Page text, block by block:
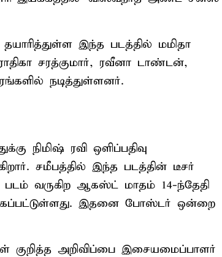
இந்த படத்தில் மமிதா
சரத்குமார், ரவீனா டாண்டன்,
நடித்துள்ளனர்.
நிமிஷ் ரவி ஒளிப்பதிவு
சமீபத்தில் இந்த படத்தின் டீசர்
வருகிற ஆகஸ்ட் மாதம் 14-ந்தேதி
இதனை போஸ்டர் ஒன்றை
குறித்த அறிவிப்பை இசையமைப்பாளர்